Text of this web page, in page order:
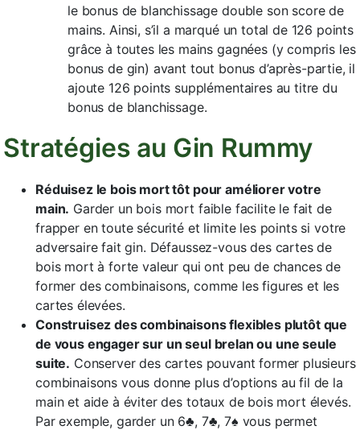
le bonus de blanchissage double son score de
mains. Ainsi, s’il a marqué un total de 126 points
grâce à toutes les mains gagnées (y compris les
bonus de gin) avant tout bonus d’après-partie, il
ajoute 126 points supplémentaires au titre du
bonus de blanchissage.
Stratégies au Gin Rummy
Réduisez le bois mort tôt pour améliorer votre
main. Garder un bois mort faible facilite le fait de
frapper en toute sécurité et limite les points si votre
adversaire fait gin. Défaussez-vous des cartes de
bois mort à forte valeur qui ont peu de chances de
former des combinaisons, comme les figures et les
cartes élevées.
Construisez des combinaisons flexibles plutôt que
de vous engager sur un seul brelan ou une seule
suite. Conserver des cartes pouvant former plusieurs
combinaisons vous donne plus d’options au fil de la
main et aide à éviter des totaux de bois mort élevés.
Par exemple, garder un 6♣, 7♣, 7♠ vous permet